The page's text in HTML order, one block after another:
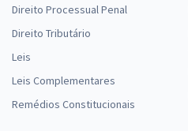
Direito Processual Penal
Direito Tributário
Leis
Leis Complementares
Remédios Constitucionais